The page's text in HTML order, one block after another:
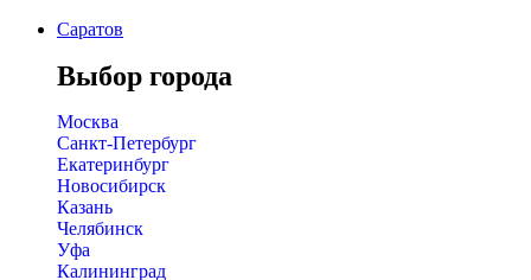
Саратов
Выбор города
Москва
Санкт-Петербург
Екатеринбург
Новосибирск
Казань
Челябинск
Уфа
Калининград